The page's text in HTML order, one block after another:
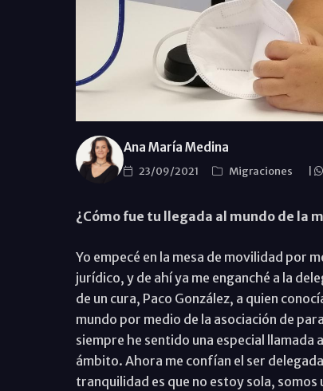
Ana María Medina
23/09/2021 Migraciones
¿Cómo fue tu llegada al mundo de la
Yo empecé en la mesa de movilidad por
jurídico, y de ahí ya me enganché a la
de un cura, Paco González, a quien
mundo por medio de la asociación de
siempre he sentido una especial llamada
ámbito. Ahora me confían el ser
tranquilidad es que no estoy sola,